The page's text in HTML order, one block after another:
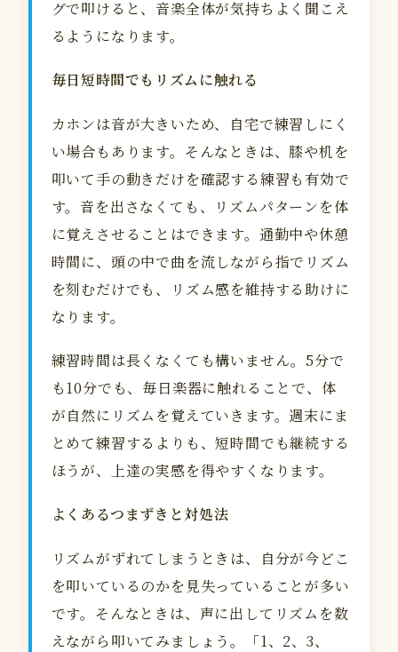
グで叩けると、音楽全体が気持ちよく聞こえ
るようになります。
毎日短時間でもリズムに触れる
カホンは音が大きいため、自宅で練習しにく
い場合もあります。そんなときは、膝や机を
叩いて手の動きだけを確認する練習も有効で
す。音を出さなくても、リズムパターンを体
に覚えさせることはできます。通勤中や休憩
時間に、頭の中で曲を流しながら指でリズム
を刻むだけでも、リズム感を維持する助けに
なります。
練習時間は長くなくても構いません。5分で
も10分でも、毎日楽器に触れることで、体
が自然にリズムを覚えていきます。週末にま
とめて練習するよりも、短時間でも継続する
ほうが、上達の実感を得やすくなります。
よくあるつまずきと対処法
リズムがずれてしまうときは、自分が今どこ
を叩いているのかを見失っていることが多い
です。そんなときは、声に出してリズムを数
えながら叩いてみましょう。「1、2、3、